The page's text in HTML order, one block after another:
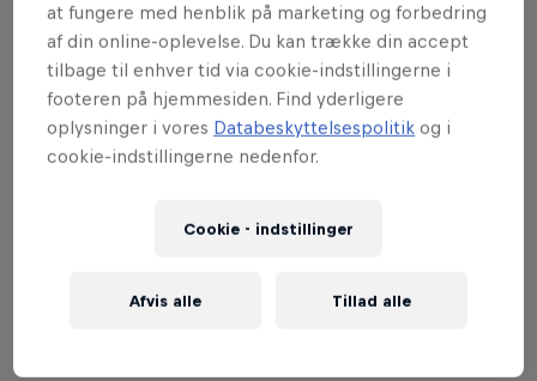
med grills og benhård udstråling. Men hvorfor ikke,
egentlig? FOOL har uimodståeligt blandet
popmelodier med attitude og hiphop-lænende
beats på sange som "Strapped" og"Living Large"
Og nu har de altså brugt ventetiden frem mod
Læs lidt om det hele herunder, og lyt til tracket
forhåbentligt solbeskinnet
Halmtorvetden 30. maj.
at fungere med henblik på marketing og forbedring
af din online-oplevelse. Du kan trække din accept
tilbage til enhver tid via cookie-indstillingerne i
footeren på hjemmesiden. Find yderligere
oplysninger i vores Databeskyttelsespolitik og i
cookie-indstillingerne nedenfor.
Cookie - indstillinger
Afvis alle Tillad alle